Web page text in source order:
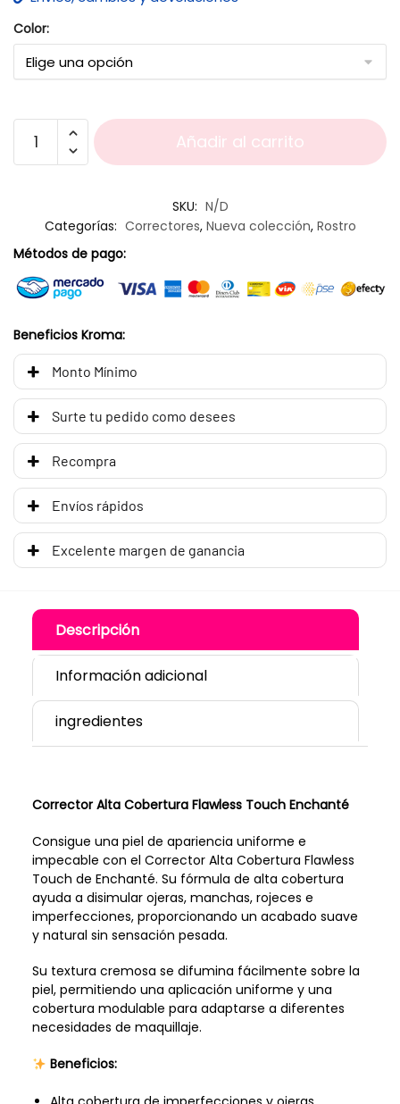
Color:
Añadir al carrito
SKU: N/D
Categorías: Correctores, Nueva colección, Rostro
Métodos de pago:
Beneficios Kroma:
Monto Mínimo
Surte tu pedido como desees
Recompra
Envíos rápidos
Excelente margen de ganancia
Descripción
Información adicional
ingredientes
Corrector Alta Cobertura Flawless Touch Enchanté
Consigue una piel de apariencia uniforme e
impecable con el Corrector Alta Cobertura Flawless
Touch de Enchanté. Su fórmula de alta cobertura
ayuda a disimular ojeras, manchas, rojeces e
imperfecciones, proporcionando un acabado suave
y natural sin sensación pesada.
Su textura cremosa se difumina fácilmente sobre la
piel, permitiendo una aplicación uniforme y una
cobertura modulable para adaptarse a diferentes
necesidades de maquillaje.
Beneficios: